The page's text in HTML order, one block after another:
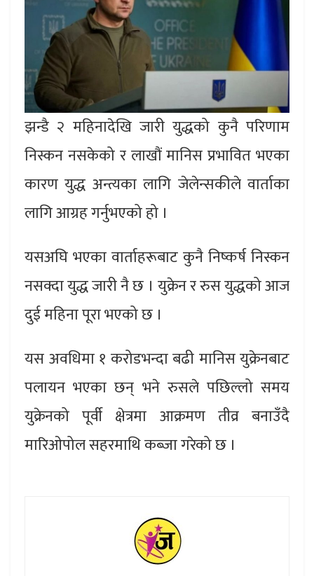
झन्डै २ महिनादेखि जारी युद्धको कुनै परिणाम
निस्कन नसकेको र लाखौं मानिस प्रभावित भएका
कारण युद्ध अन्त्यका लागि जेलेन्सकीले वार्ताका
लागि आग्रह गर्नुभएको हो ।
यसअघि भएका वार्ताहरूबाट कुनै निष्कर्ष निस्कन
नसक्दा युद्ध जारी नै छ । युक्रेन र रुस युद्धको आज
दुई महिना पूरा भएको छ ।
यस अवधिमा १ करोडभन्दा बढी मानिस युक्रेनबाट
पलायन भएका छन् भने रुसले पछिल्लो समय
युक्रेनको पूर्वी क्षेत्रमा आक्रमण तीव्र बनाउँदै
मारिओपोल सहरमाथि कब्जा गरेको छ ।